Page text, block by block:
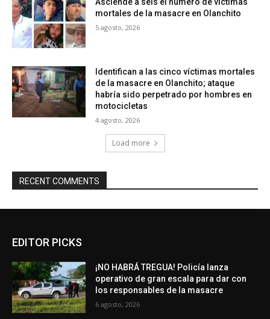
mortales de la masacre en Olanchito
5 agosto, 2026
Identifican a las cinco víctimas mortales
de la masacre en Olanchito; ataque
habría sido perpetrado por hombres en
motocicletas
4 agosto, 2026
Load more
RECENT COMMENTS
EDITOR PICKS
¡NO HABRÁ TREGUA! Policía lanza
operativo de gran escala para dar con
los responsables de la masacre
6 agosto, 2026